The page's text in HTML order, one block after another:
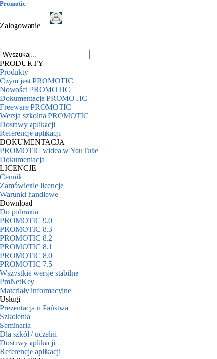
Promotic
Zalogowanie
PRODUKTY
Produkty
Czym jest PROMOTIC
Nowości PROMOTIC
Dokumentacja PROMOTIC
Freeware PROMOTIC
Wersja szkolna PROMOTIC
Dostawy aplikacji
Referencje aplikacji
DOKUMENTACJA
PROMOTIC widea w YouTube
Dokumentacja
LICENCJE
Cennik
Zamówienie licencje
Warunki handlowe
Download
Do pobrania
PROMOTIC 9.0
PROMOTIC 8.3
PROMOTIC 8.2
PROMOTIC 8.1
PROMOTIC 8.0
PROMOTIC 7.5
Wszystkie wersje stabilne
PmNetKey
Materiały informacyjne
Usługi
Prezentacja u Państwa
Szkolenia
Seminaria
Dla szkół / uczelni
Dostawy aplikacji
Referencje aplikacji